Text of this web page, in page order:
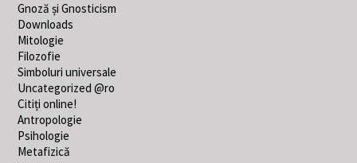
Gnoză și Gnosticism
Downloads
Mitologie
Filozofie
Simboluri universale
Uncategorized @ro
Citiți online!
Antropologie
Psihologie
Metafizică